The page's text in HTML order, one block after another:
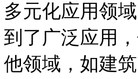
多元化应用领
到了广泛应用
他领域，如建